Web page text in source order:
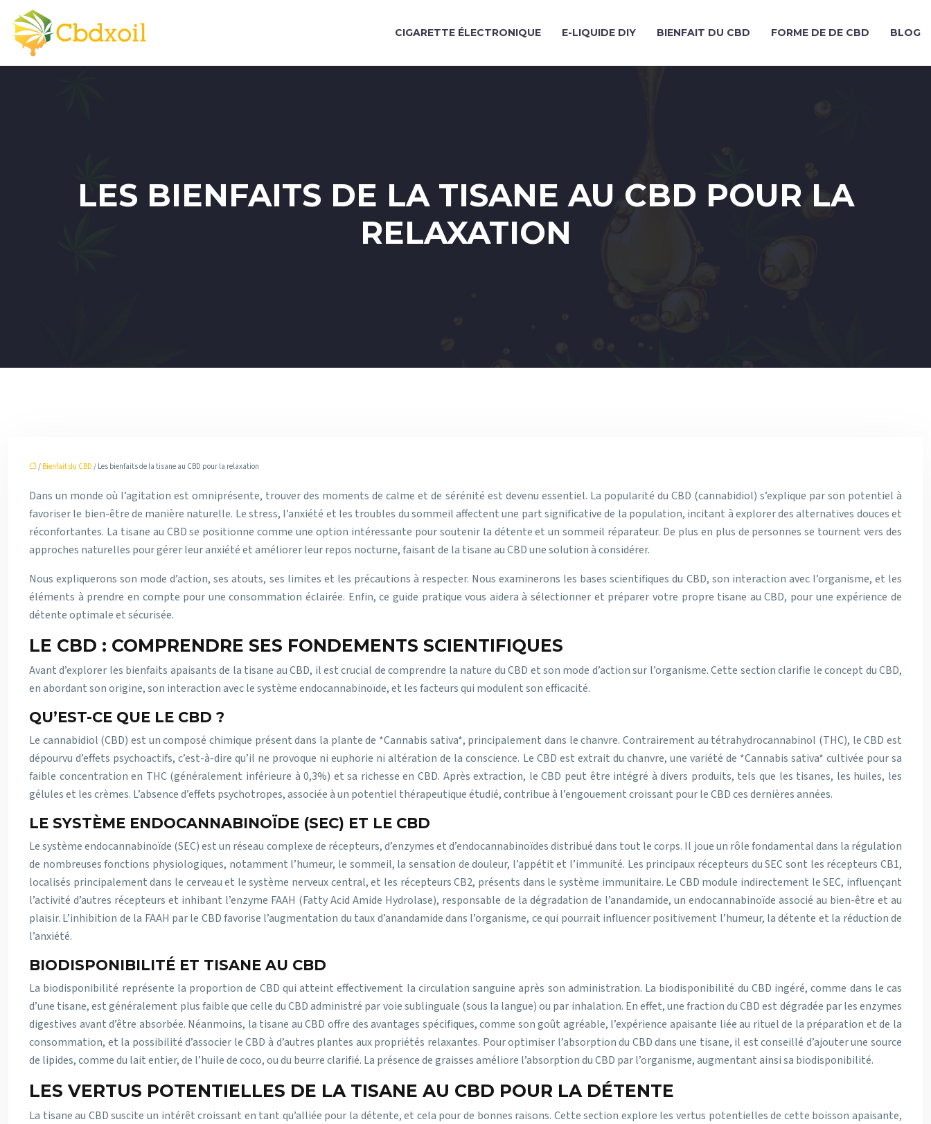
CIGARETTE ÉLECTRONIQUE E-LIQUIDE DIY BIENFAIT DU CBD FORME DE DE CBD BLOG
LES BIENFAITS DE LA TISANE AU CBD POUR LA
RELAXATION
/ Bienfait du CBD / Les bienfaits de la tisane au CBD pour la relaxation
Dans un monde où l’agitation est omniprésente, trouver des moments de calme et de sérénité est devenu essentiel. La popularité du CBD (cannabidiol) s’explique par son potentiel à
favoriser le bien-être de manière naturelle. Le stress, l’anxiété et les troubles du sommeil affectent une part significative de la population, incitant à explorer des alternatives douces et
réconfortantes. La tisane au CBD se positionne comme une option intéressante pour soutenir la détente et un sommeil réparateur. De plus en plus de personnes se tournent vers des
approches naturelles pour gérer leur anxiété et améliorer leur repos nocturne, faisant de la tisane au CBD une solution à considérer.
Nous expliquerons son mode d’action, ses atouts, ses limites et les précautions à respecter. Nous examinerons les bases scientifiques du CBD, son interaction avec l’organisme, et les
éléments à prendre en compte pour une consommation éclairée. Enfin, ce guide pratique vous aidera à sélectionner et préparer votre propre tisane au CBD, pour une expérience de
détente optimale et sécurisée.
LE CBD : COMPRENDRE SES FONDEMENTS SCIENTIFIQUES
Avant d’explorer les bienfaits apaisants de la tisane au CBD, il est crucial de comprendre la nature du CBD et son mode d’action sur l’organisme. Cette section clarifie le concept du CBD,
en abordant son origine, son interaction avec le système endocannabinoïde, et les facteurs qui modulent son efficacité.
QU’EST-CE QUE LE CBD ?
Le cannabidiol (CBD) est un composé chimique présent dans la plante de *Cannabis sativa*, principalement dans le chanvre. Contrairement au tétrahydrocannabinol (THC), le CBD est
dépourvu d’effets psychoactifs, c’est-à-dire qu’il ne provoque ni euphorie ni altération de la conscience. Le CBD est extrait du chanvre, une variété de *Cannabis sativa* cultivée pour sa
faible concentration en THC (généralement inférieure à 0,3%) et sa richesse en CBD. Après extraction, le CBD peut être intégré à divers produits, tels que les tisanes, les huiles, les
gélules et les crèmes. L’absence d’effets psychotropes, associée à un potentiel thérapeutique étudié, contribue à l’engouement croissant pour le CBD ces dernières années.
LE SYSTÈME ENDOCANNABINOÏDE (SEC) ET LE CBD
Le système endocannabinoïde (SEC) est un réseau complexe de récepteurs, d’enzymes et d’endocannabinoïdes distribué dans tout le corps. Il joue un rôle fondamental dans la régulation
de nombreuses fonctions physiologiques, notamment l’humeur, le sommeil, la sensation de douleur, l’appétit et l’immunité. Les principaux récepteurs du SEC sont les récepteurs CB1,
localisés principalement dans le cerveau et le système nerveux central, et les récepteurs CB2, présents dans le système immunitaire. Le CBD module indirectement le SEC, influençant
l’activité d’autres récepteurs et inhibant l’enzyme FAAH (Fatty Acid Amide Hydrolase), responsable de la dégradation de l’anandamide, un endocannabinoïde associé au bien-être et au
plaisir. L’inhibition de la FAAH par le CBD favorise l’augmentation du taux d’anandamide dans l’organisme, ce qui pourrait influencer positivement l’humeur, la détente et la réduction de
l’anxiété.
BIODISPONIBILITÉ ET TISANE AU CBD
La biodisponibilité représente la proportion de CBD qui atteint effectivement la circulation sanguine après son administration. La biodisponibilité du CBD ingéré, comme dans le cas
d’une tisane, est généralement plus faible que celle du CBD administré par voie sublinguale (sous la langue) ou par inhalation. En effet, une fraction du CBD est dégradée par les enzymes
digestives avant d’être absorbée. Néanmoins, la tisane au CBD offre des avantages spécifiques, comme son goût agréable, l’expérience apaisante liée au rituel de la préparation et de la
consommation, et la possibilité d’associer le CBD à d’autres plantes aux propriétés relaxantes. Pour optimiser l’absorption du CBD dans une tisane, il est conseillé d’ajouter une source
de lipides, comme du lait entier, de l’huile de coco, ou du beurre clarifié. La présence de graisses améliore l’absorption du CBD par l’organisme, augmentant ainsi sa biodisponibilité.
LES VERTUS POTENTIELLES DE LA TISANE AU CBD POUR LA DÉTENTE
La tisane au CBD suscite un intérêt croissant en tant qu’alliée pour la détente, et cela pour de bonnes raisons. Cette section explore les vertus potentielles de cette boisson apaisante,